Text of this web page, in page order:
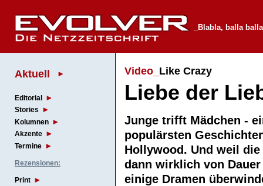
_Blabla, balla
Aktuell
Editorial
Stories
Kolumnen
Akzente
Termine
Rezensionen:
Print
Video_ Like Crazy
Liebe der
Junge trifft Mädchen -
populärsten
Hollywood. Und weil
dann wirklich von
einige Dramen